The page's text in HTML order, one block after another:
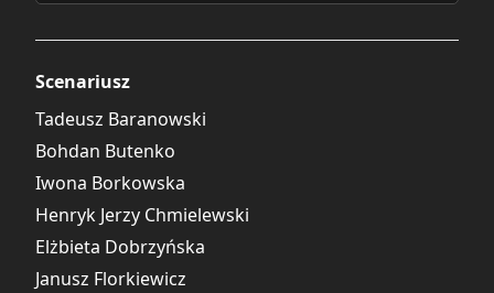
Scenariusz
Tadeusz Baranowski
Bohdan Butenko
Iwona Borkowska
Henryk Jerzy Chmielewski
Elżbieta Dobrzyńska
Janusz Florkiewicz